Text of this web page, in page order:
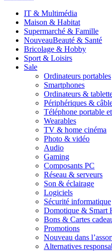
IT & Multimédia
Maison & Habitat
Supermarché & Famille
NouveauBeauté & Santé
Bricolage & Hobby
Sport & Loisirs
Sale
Ordinateurs portables
Smartphones
Ordinateurs &
Périphériques &
Téléphone portable
Wearables
TV & home cinéma
Photo & vidéo
Audio
Gaming
Composants PC
Réseau & serveurs
Son & éclairage
Logiciels
Sécurité informatique
Domotique & Smart
Bons & Cartes
Promotions
Nouveau dans
Alternatives